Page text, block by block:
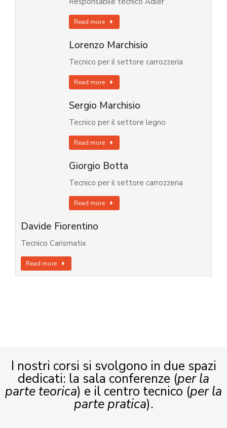
Read more
Lorenzo Marchisio
Tecnico per il settore carrozzeria
Read more
Sergio Marchisio
Tecnico per il settore legno
Read more
Giorgio Botta
Tecnico per il settore carrozzeria
Read more
Davide Fiorentino
Tecnico Carismatix
Read more
I nostri corsi si svolgono in due spazi
dedicati: la sala conferenze (per la
parte teorica) e il centro tecnico (per la
parte pratica).